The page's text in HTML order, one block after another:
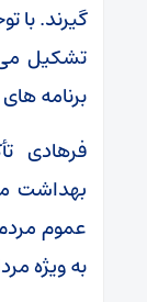
گیرند. با
تشکیل
برنامه
فرهادی
بهداشت
عموم
به ویژه